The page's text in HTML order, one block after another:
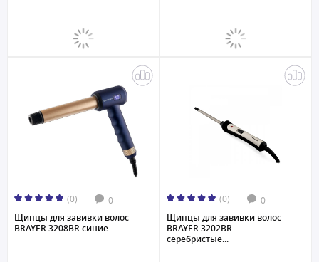
(0) 0
Щипцы для завивки волос
BRAYER 3208BR синие...
(0) 0
Щипцы для завивки волос
BRAYER 3202BR
серебристые...